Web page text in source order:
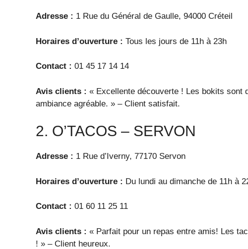
Adresse : 1 Rue du Général de Gaulle, 94000 Créteil
Horaires d’ouverture : Tous les jours de 11h à 23h
Contact : 01 45 17 14 14
Avis clients : « Excellente découverte ! Les bokits sont
ambiance agréable. » – Client satisfait.
2. O’TACOS – SERVON
Adresse : 1 Rue d’Iverny, 77170 Servon
Horaires d’ouverture : Du lundi au dimanche de 11h à
Contact : 01 60 11 25 11
Avis clients : « Parfait pour un repas entre amis! Les
! » – Client heureux.